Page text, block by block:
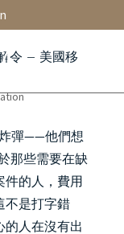
令 – 美國移
彈——他們想
那些需要在缺
件的人，費用
不是打字錯
的人在沒有出